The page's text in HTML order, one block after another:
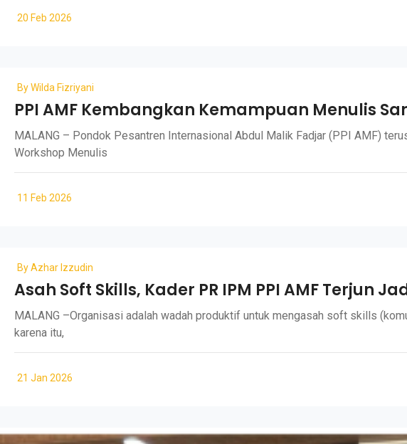
20 Feb 2026
ByWilda Fizriyani
PPI AMF Kembangkan Kemampuan Menulis
MALANG – Pondok Pesantren Internasional Abdul Malik Fadjar (PPI AMF)
Workshop Menulis
11 Feb 2026
ByAzhar Izzudin
Asah Soft Skills, Kader PR IPM PPI AMF Terjun
MALANG –Organisasi adalah wadah produktif untuk mengasah soft skills
karena itu,
21 Jan 2026